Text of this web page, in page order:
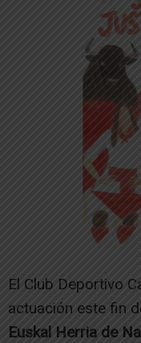
El Club Deportivo
actuación este fin
Euskal Herria de